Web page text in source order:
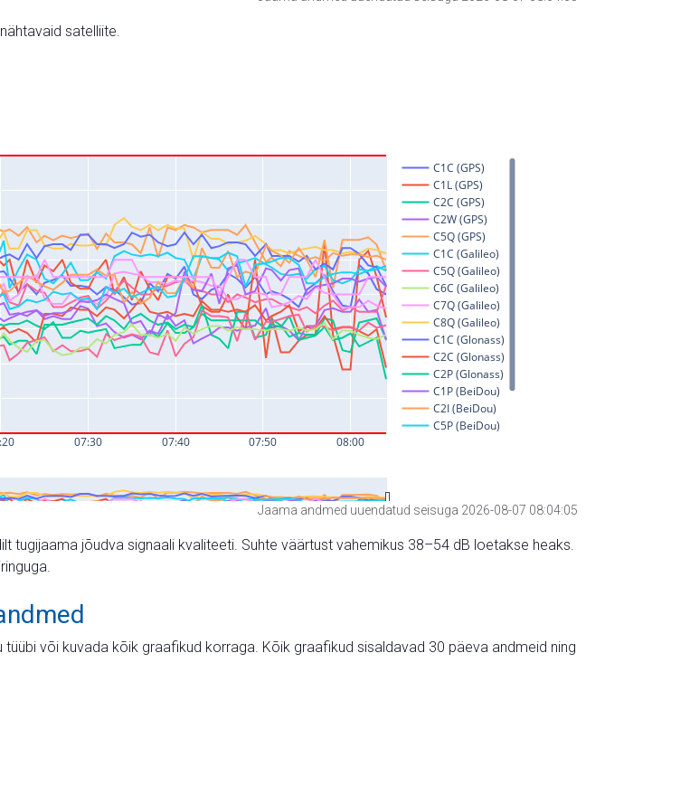
satelliite.
Jaama andmed uuendatud seisuga 2026-08-07 08:04:05
tugijaama jõudva signaali kvaliteeti. Suhte väärtust vahemikus 38–54 dB loetakse heaks.
tüübi või kuvada kõik graafikud korraga. Kõik graafikud sisaldavad 30 päeva andmeid ning